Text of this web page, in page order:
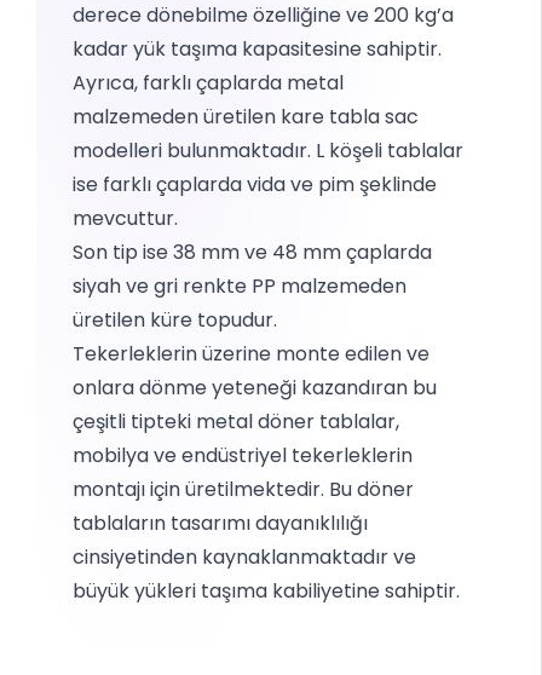
derece dönebilme özelliğine ve 200 kg’a
kadar yük taşıma kapasitesine sahiptir.
Ayrıca, farklı çaplarda metal
malzemeden üretilen kare tabla sac
modelleri bulunmaktadır. L köşeli tablalar
ise farklı çaplarda vida ve pim şeklinde
mevcuttur.
Son tip ise 38 mm ve 48 mm çaplarda
siyah ve gri renkte PP malzemeden
üretilen küre topudur.
Tekerleklerin üzerine monte edilen ve
onlara dönme yeteneği kazandıran bu
çeşitli tipteki metal döner tablalar,
mobilya ve endüstriyel tekerleklerin
montajı için üretilmektedir. Bu döner
tablaların tasarımı dayanıklılığı
cinsiyetinden kaynaklanmaktadır ve
büyük yükleri taşıma kabiliyetine sahiptir.